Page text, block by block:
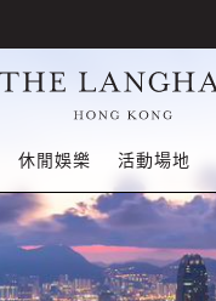
休閒娛樂 活動場地